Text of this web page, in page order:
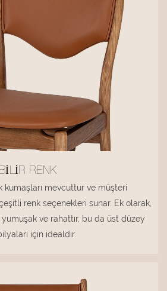
RENK
kumaşları mevcuttur ve müşteri
renk seçenekleri sunar. Ek olarak,
ve rahattır, bu da üst düzey
için idealdir.